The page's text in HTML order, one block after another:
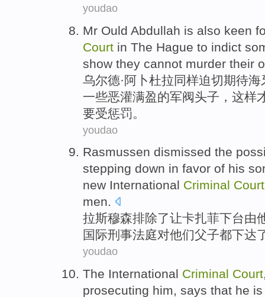
youdao
Mr Ould Abdullah is also keen
Court in The Hague to indict
show they cannot murder their
乌尔德·阿卜杜拉同样迫切期待海
一些恶灌满盈的军阀头子，这样
要受惩罚。
youdao
Rasmussen dismissed the
stepping down in favor of his
new International Criminal Court
men.
拉斯穆森排除了让卡扎菲下台由
国际刑事法庭对他们父子都下达
youdao
The International Criminal Court
prosecuting him, says that he